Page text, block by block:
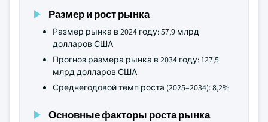
Размер и рост рынка
Размер рынка в 2024 году: 57,9 млрд
долларов США
Прогноз размера рынка в 2034 году: 127,5
млрд долларов США
Среднегодовой темп роста (2025–2034): 8,2%
Основные факторы роста рынка